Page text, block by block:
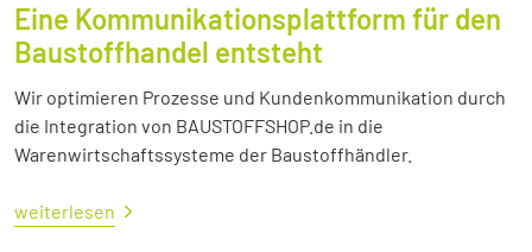
Eine Kommunikationsplattform für den
Baustoffhandel entsteht
Wir optimieren Prozesse und Kundenkommunikation durch
die Integration von BAUSTOFFSHOP.de in die
Warenwirtschaftssysteme der Baustoffhändler.
weiterlesen